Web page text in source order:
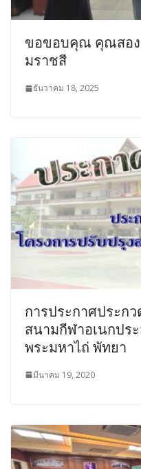
ขอขอบคุณ คุณสอ
มราชสี
ธันวาคม 18, 2025
การประกาศประก
สนามกีฬาอเนกปร
พระมหาไถ่ พัทยา
มีนาคม 19, 2020